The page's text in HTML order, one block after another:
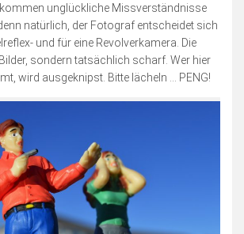
Wissen
mit Wappen
Nordsee 2016
Rømø 2018
unglückliche Missverständnisse
natürlich, der Fotograf entscheidet sich
und für eine Revolverkamera. Die
sondern tatsächlich scharf. Wer hier
wird ausgeknipst. Bitte lächeln … PENG!